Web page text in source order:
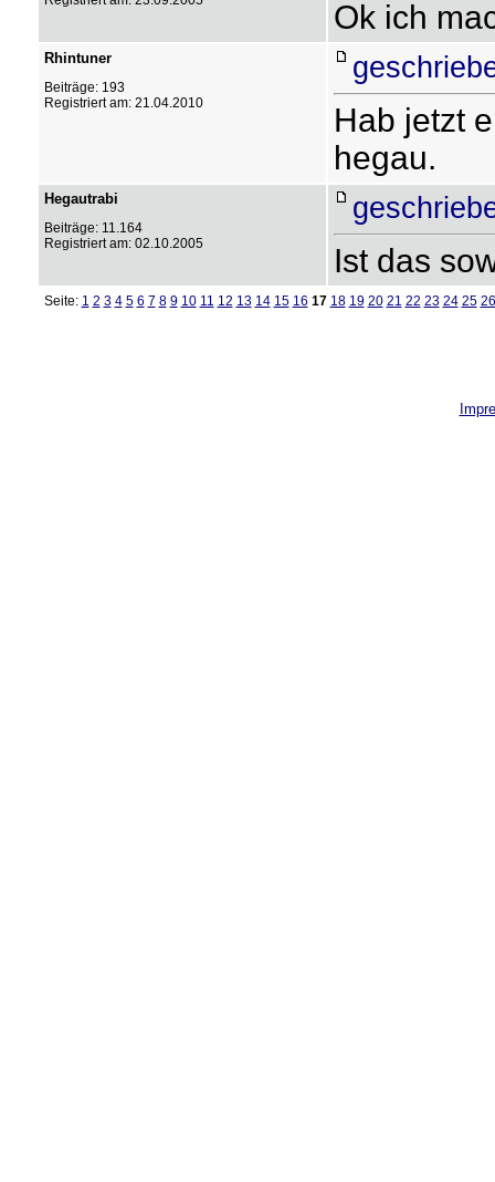
Ok ich
Rhintuner
Beiträge: 193
Registriert am: 21.04.2010
Hab jetzt
hegau.
Hegautrabi
Beiträge: 11.164
Registriert am: 02.10.2005
Ist das
Seite: 1 2 3 4 5 6 7 8 9 10 11 12 13 14 15 16 17 18 19 20 21 22 23 24 25 26